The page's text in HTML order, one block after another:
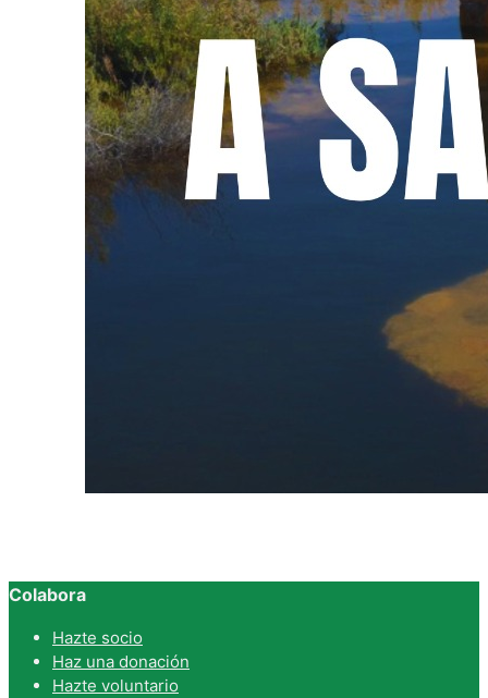
Colabora
Hazte socio
Haz una donación
Hazte voluntario